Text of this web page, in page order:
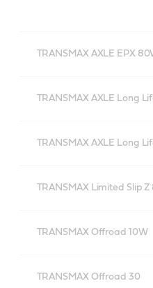
TRANSMAX AXLE EPX
TRANSMAX AXLE Long
TRANSMAX AXLE Long
TRANSMAX Limited Slip
TRANSMAX Offroad 10W
TRANSMAX Offroad 30